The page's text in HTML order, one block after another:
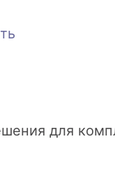
для